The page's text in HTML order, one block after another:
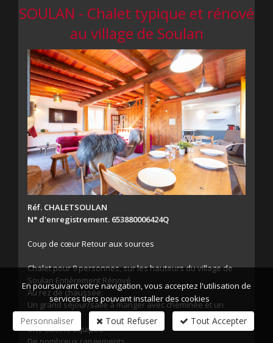
SOULAN - Chalet typique et rénové
au village de Soulan
Réf. CHALETSOULAN
N° d'enregistrement. 653880006424Q
Coup de cœur Retour aux sources
Chalet pour 9 personnes, sur les hauteurs du village de
Soulan Entièrement Rénové
Au rez de chaussée:
Un grand séjour/salle à manger avec cheminée et un
grand balcon
Une cuisine équipée
En poursuivant votre navigation, vous acceptez l'utilisation de
services tiers pouvant installer des cookies
Personnaliser Tout Refuser Tout Accepter